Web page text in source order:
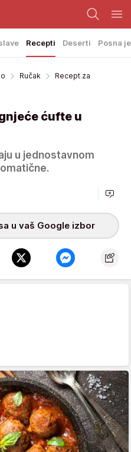
Recepti Deserti Posna
Ručak
Recept za
ćufte u
u jednostavnom
u vaš Google izbor